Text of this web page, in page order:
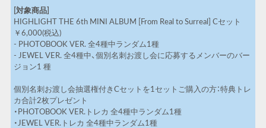
[対象商品]
HIGHLIGHT THE 6th MINI ALBUM [From Real to Surreal] Cセット
￥6,000(税込)
- PHOTOBOOK VER. 全4種中ランダム1種
- JEWEL VER. 全4種中、個別名刺お渡し会に応募するメンバーのバー
ジョン1 種
個別名刺お渡し会抽選権付きCセットを1セットご購入の方：特典トレ
カ合計2枚プレゼント
・PHOTOBOOK VER.トレカ 全4種中ランダム1種
・JEWEL VER.トレカ 全4種中ランダム1種